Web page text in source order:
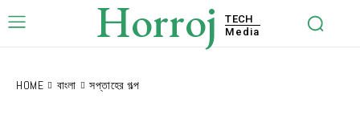
Horroj
TECH
Media
HOME বাংলা সপ্তাহের গল্প